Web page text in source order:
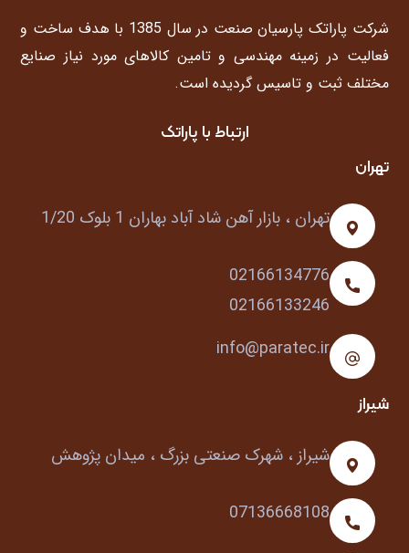
شرکت پاراتک پارسیان صنعت در سال 1385 با هدف ساخت و
فعالیت در زمینه مهندسی و تامین کالاهای مورد نیاز صنایع
مختلف ثبت و تاسیس گردیده است.
ارتباط با پاراتک
تهران
تهران ، بازار آهن شاد آباد بهاران 1 بلوک 1/20
02166134776
02166133246
info@paratec.ir
شیراز
شیراز ، شهرک صنعتی بزرگ ، میدان پژوهش
07136668108